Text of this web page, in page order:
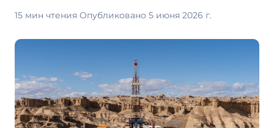
15 мин чтения·Опубликовано 5 июня 2026 г.